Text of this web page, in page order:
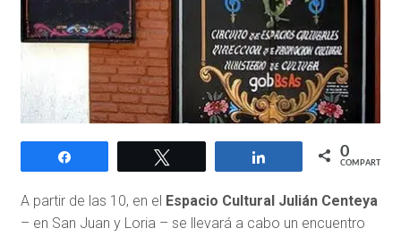
Compartir 0
COMPARTIR
A partir de las 10, en el Espacio Cultural Julián Centeya
– en San Juan y Loria – se llevará a cabo un encuentro